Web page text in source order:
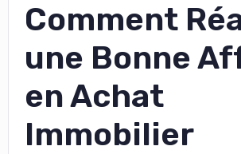
Comment
une Bonne
en Achat
Immobilier